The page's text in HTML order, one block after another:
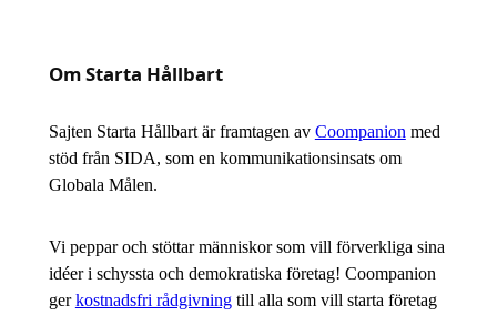
Om Starta Hållbart
Sajten Starta Hållbart är framtagen av Coompanion med
stöd från SIDA, som en kommunikationsinsats om
Globala Målen.
Vi peppar och stöttar människor som vill förverkliga sina
idéer i schyssta och demokratiska företag! Coompanion
gerkostnadsfri rådgivningtill alla som vill starta företag